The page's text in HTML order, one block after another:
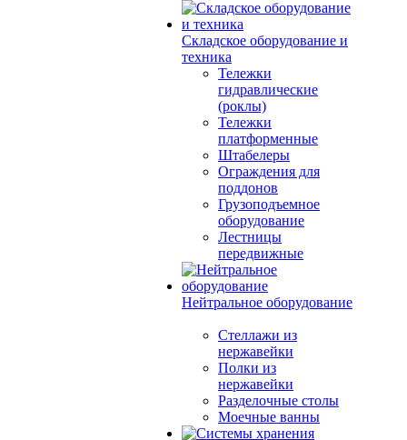
Складское оборудование и
техника
Тележки
гидравлические
(роклы)
Тележки
платформенные
Штабелеры
Ограждения для
поддонов
Грузоподъемное
оборудование
Лестницы
передвижные
Нейтральное оборудование
Стеллажи из
нержавейки
Полки из
нержавейки
Разделочные столы
Моечные ванны